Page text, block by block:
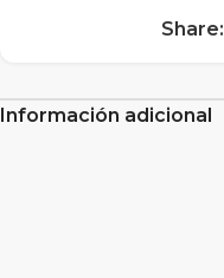
Share:
Información adicional